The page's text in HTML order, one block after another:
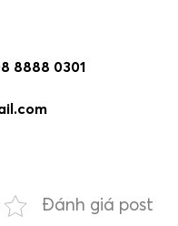
8888 0301
Đánh giá post